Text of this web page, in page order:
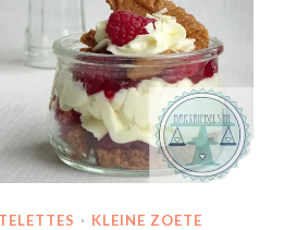
· KLEINE ZOETE